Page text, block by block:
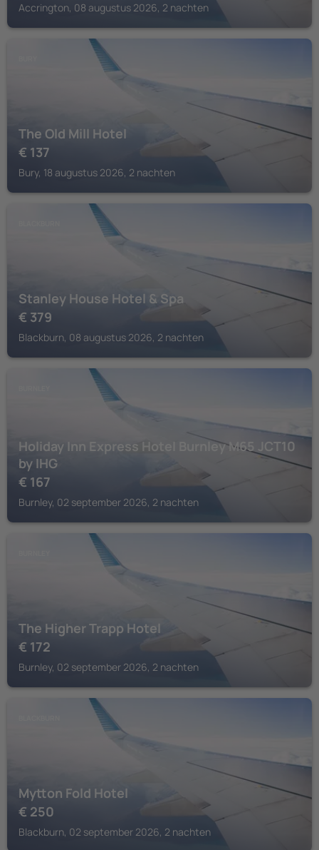
Accrington, 08 augustus 2026, 2 nachten
The Old Mill Hotel
€ 137
Bury, 18 augustus 2026, 2 nachten
Stanley House Hotel & Spa
€ 379
Blackburn, 08 augustus 2026, 2 nachten
Holiday Inn Express Hotel Burnley M65 JCT10
by IHG
€ 167
Burnley, 02 september 2026, 2 nachten
The Higher Trapp Hotel
€ 172
Burnley, 02 september 2026, 2 nachten
Mytton Fold Hotel
€ 250
Blackburn, 02 september 2026, 2 nachten